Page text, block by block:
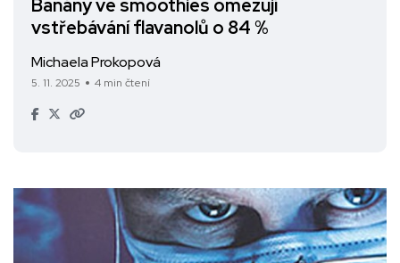
Banány ve smoothies omezují
vstřebávání flavanolů o 84 %
Michaela Prokopová
5. 11. 2025 4 min čtení